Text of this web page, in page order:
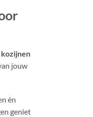
kozijnen
jouw
én
geniet